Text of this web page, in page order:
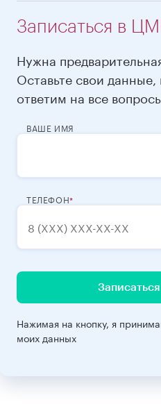
Записаться в
Нужна
Оставьте свои
ответим на все
ВАШЕ ИМЯ
ТЕЛЕФОН
Нажимая на кнопку, я
моих данных